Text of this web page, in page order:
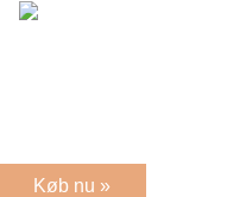
Køb nu »